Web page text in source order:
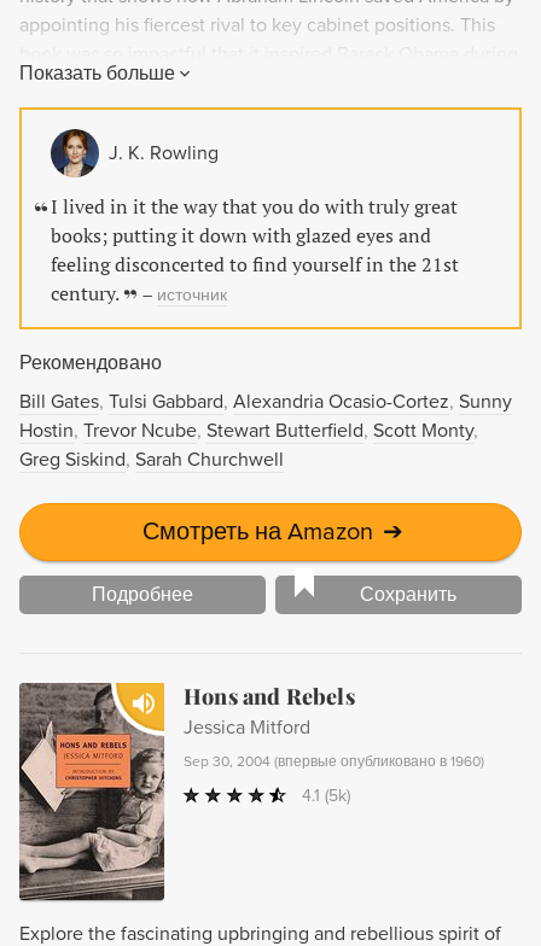
appointing his fiercest rival to key cabinet positions. This
his presidency. Doris Kearns Goodwin, one of the most
acclaimed non-fiction authors, presents a compelling
portrait of Lincoln as a virtuosic politician and managerial
genius.
Показать больше
J. K. Rowling
I lived in it the way that you do with truly great
books; putting it down with glazed eyes and
feeling disconcerted to find yourself in the 21st
century.
– источник
Рекомендовано
Bill Gates Tulsi Gabbard Alexandria Ocasio-Cortez Sunny
Hostin Trevor Ncube Stewart Butterfield Scott Monty
Greg Siskind Sarah Churchwell
Смотреть на Amazon ➔
Подробнее Сохранить
Hons and Rebels
Jessica Mitford
Sep 30, 2004 (впервые опубликовано в 1960)
4.1 (5k)
Explore the fascinating upbringing and rebellious spirit of